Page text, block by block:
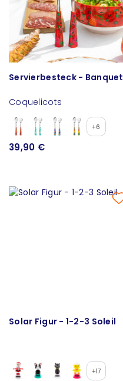
Servierbesteck - Banquet
Coquelicots
+6
39,90 €
Solar Figur - 1-2-3 Soleil
+17